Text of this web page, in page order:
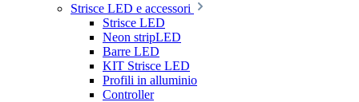
Strisce LED e accessori
Strisce LED
Neon stripLED
Barre LED
KIT Strisce LED
Profili in alluminio
Controller